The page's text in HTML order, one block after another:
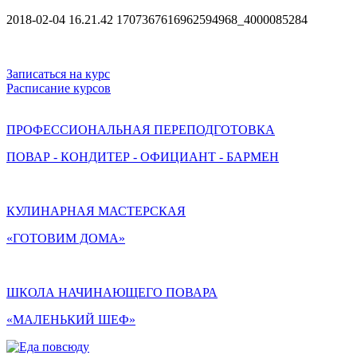
2018-02-04 16.21.42 1707367616962594968_4000085284
Записаться на курс
Расписание курсов
ПРОФЕССИОНАЛЬНАЯ ПЕРЕПОДГОТОВКА
ПОВАР - КОНДИТЕР - ОФИЦИАНТ - БАРМЕН
КУЛИНАРНАЯ МАСТЕРСКАЯ
«ГОТОВИМ ДОМА»
ШКОЛА НАЧИНАЮЩЕГО ПОВАРА
«МАЛЕНЬКИЙ ШЕФ»